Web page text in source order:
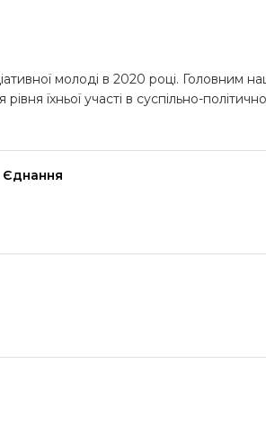
молоді в 2020 році.
їхньої участі в суспільно-
Єднання